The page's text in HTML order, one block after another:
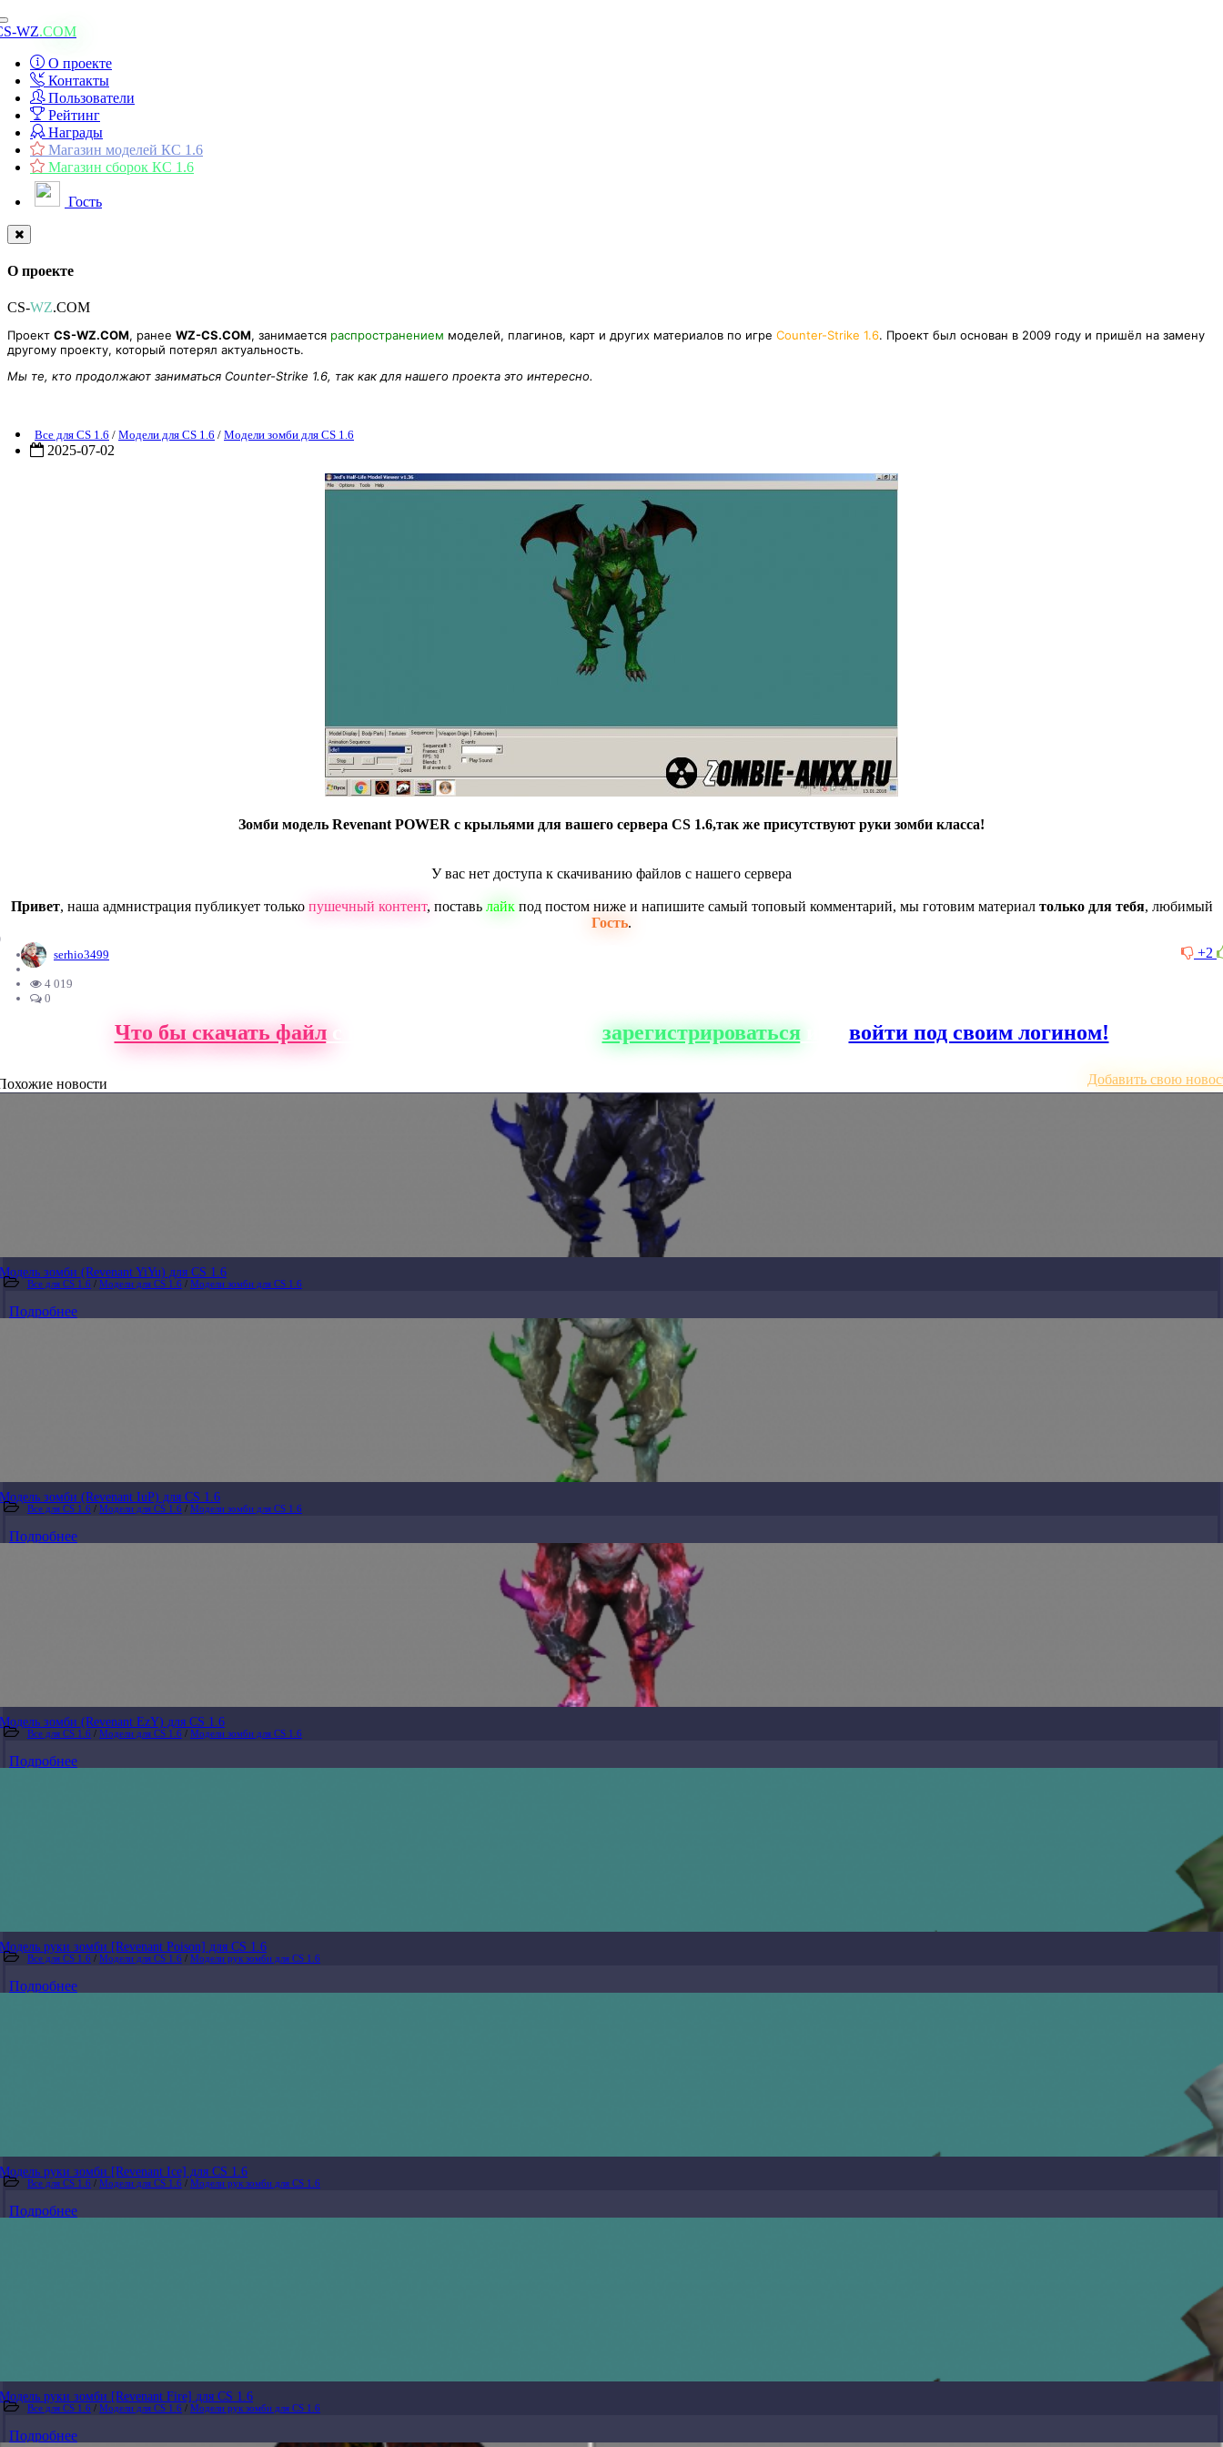
Toggle
navigation
WZ.COM
О проекте
Контакты
Пользователи
Рейтинг
Награды
Магазин моделей КС 1.6
Магазин сборок КС 1.6
Гость
О проекте
CS-WZ.COM
Проект CS-WZ.COM, ранее WZ-CS.COM, занимается распространением моделей, плагинов, карт и других материалов по игре Counter-Strike 1.6. Проект был основан в 2009 году и пришёл на замену
другому проекту, который потерял актуальность.
Мы те, кто продолжают заниматься Counter-Strike 1.6, так как для нашего проекта это интересно.
Все для CS 1.6 / Модели для CS 1.6 / Модели зомби для CS 1.6
2025-07-02
Зомби модель Revenant POWER с крыльями для вашего сервера CS 1.6,так же присутствуют руки зомби класса!
У вас нет доступа к скачиванию файлов с нашего сервера
Привет, наша адмнистрация публикует только пушечный контент, поставь лайкпод постом ниже и напишите самый топовый комментарий, мы готовим материал только для тебя, любимый
Гость.
+2
serhio3499
4 019
0
Что бы скачать файлс нашего сайта, вам нужно зарегистрироватьсяили войти под своим логином!
новости Добавить свою
Модель зомби (Revenant YiYu) для CS 1.6
Все для CS 1.6 / Модели для CS 1.6 / Модели зомби для CS 1.6
Подробнее
Модель зомби (Revenant IuP) для CS 1.6
Все для CS 1.6 / Модели для CS 1.6 / Модели зомби для CS 1.6
Подробнее
Модель зомби (Revenant EzY) для CS 1.6
Все для CS 1.6 / Модели для CS 1.6 / Модели зомби для CS 1.6
Подробнее
Модель руки зомби [Revenant Poison] для CS 1.6
Все для CS 1.6 / Модели для CS 1.6 / Модели рук зомби для CS 1.6
Подробнее
Модель руки зомби [Revenant Ice] для CS 1.6
Все для CS 1.6 / Модели для CS 1.6 / Модели рук зомби для CS 1.6
Подробнее
Модель руки зомби [Revenant Fire] для CS 1.6
Все для CS 1.6 / Модели для CS 1.6 / Модели рук зомби для CS 1.6
Подробнее